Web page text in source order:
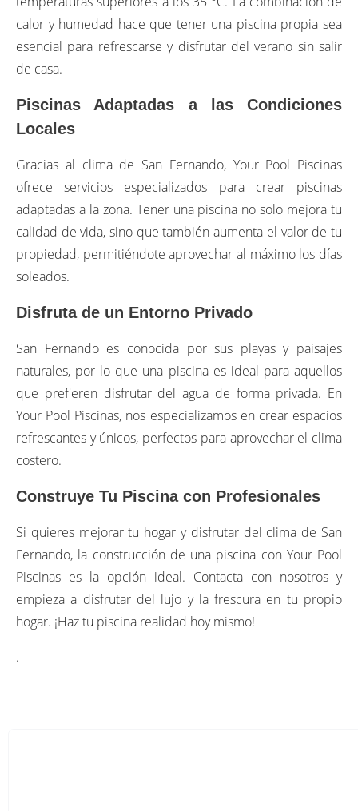
calor y humedad hace que tener una piscina propia sea
esencial para refrescarse y disfrutar del verano sin salir
de casa.
Piscinas Adaptadas a las Condiciones
Locales
Gracias al clima de San Fernando, Your Pool Piscinas
ofrece servicios especializados para crear piscinas
adaptadas a la zona. Tener una piscina no solo mejora tu
calidad de vida, sino que también aumenta el valor de tu
propiedad, permitiéndote aprovechar al máximo los días
soleados.
Disfruta de un Entorno Privado
San Fernando es conocida por sus playas y paisajes
naturales, por lo que una piscina es ideal para aquellos
que prefieren disfrutar del agua de forma privada. En
Your Pool Piscinas, nos especializamos en crear espacios
refrescantes y únicos, perfectos para aprovechar el clima
costero.
Construye Tu Piscina con Profesionales
Si quieres mejorar tu hogar y disfrutar del clima de San
Fernando, la construcción de una piscina con Your Pool
Piscinas es la opción ideal. Contacta con nosotros y
empieza a disfrutar del lujo y la frescura en tu propio
hogar. ¡Haz tu piscina realidad hoy mismo!
.